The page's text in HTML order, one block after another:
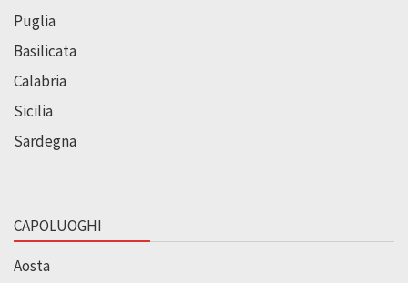
Puglia
Basilicata
Calabria
Sicilia
Sardegna
CAPOLUOGHI
Aosta